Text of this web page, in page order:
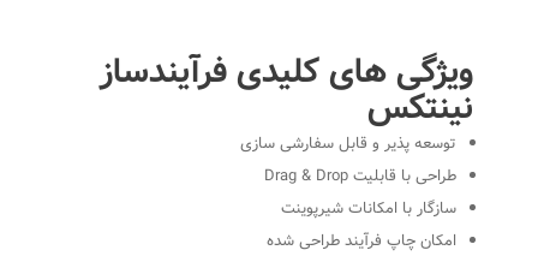
ویژگی های کلیدی فرآیندساز
نینتکس
توسعه پذیر و قابل سفارشی سازی
طراحی با قابلیت Drag & Drop
سازگار با امکانات شیرپوینت
امکان چاپ فرآیند طراحی شده